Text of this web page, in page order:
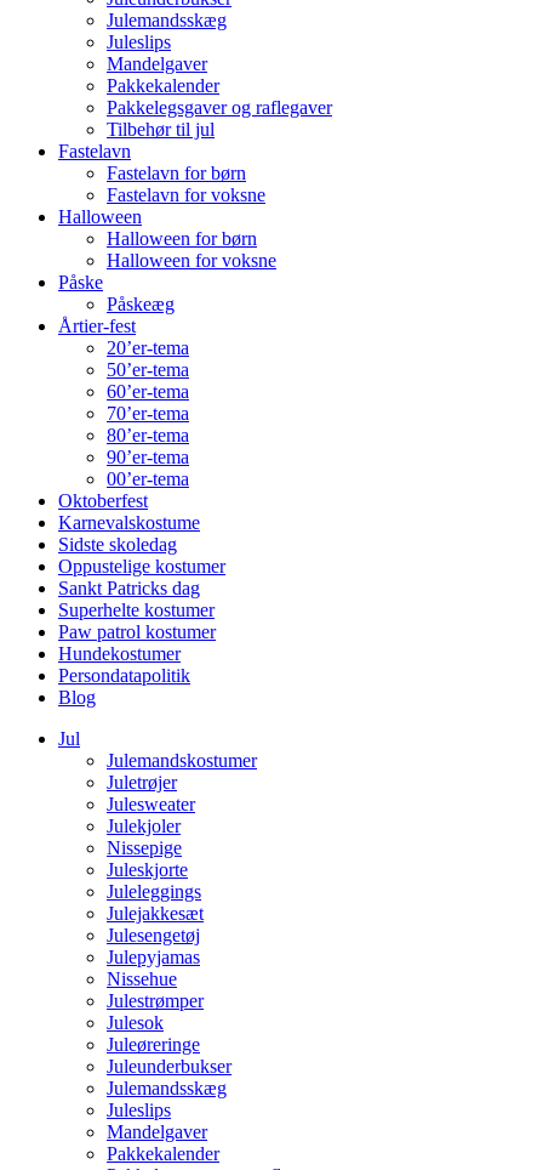
Julemandsskæg
Juleslips
Mandelgaver
Pakkekalender
Pakkelegsgaver og raflegaver
Tilbehør til jul
Fastelavn
Fastelavn for børn
Fastelavn for voksne
Halloween
Halloween for børn
Halloween for voksne
Påske
Påskeæg
Årtier-fest
20’er-tema
50’er-tema
60’er-tema
70’er-tema
80’er-tema
90’er-tema
00’er-tema
Oktoberfest
Karnevalskostume
Sidste skoledag
Oppustelige kostumer
Sankt Patricks dag
Superhelte kostumer
Paw patrol kostumer
Hundekostumer
Persondatapolitik
Blog
Jul
Julemandskostumer
Juletrøjer
Julesweater
Julekjoler
Nissepige
Juleskjorte
Juleleggings
Julejakkesæt
Julesengetøj
Julepyjamas
Nissehue
Julestrømper
Julesok
Juleøreringe
Juleunderbukser
Julemandsskæg
Juleslips
Mandelgaver
Pakkekalender